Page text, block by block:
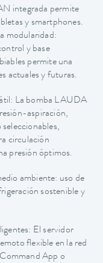
integrada permite
y smartphones.
modularidad:
y base
permite una
actuales y futuras.
La bomba LAUDA
aspiración,
circulación
presión óptimos.
ambiente: uso de
sostenible y
El servidor
flexible en la red
App o